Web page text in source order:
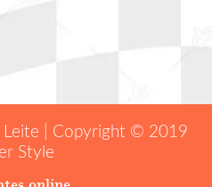
Leite | Copyright © 2019
Style